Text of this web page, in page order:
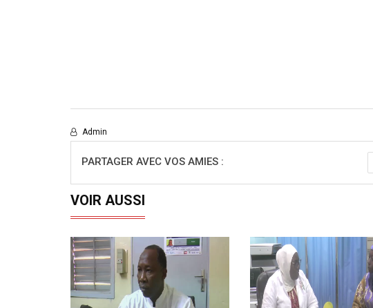
Admin
PARTAGER AVEC VOS AMIES :
VOIR AUSSI